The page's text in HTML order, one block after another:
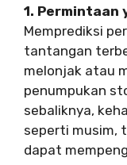
1. Permintaan
Memprediksi
tantangan
melonjak atau
penumpukan
sebaliknya,
seperti musim,
dapat